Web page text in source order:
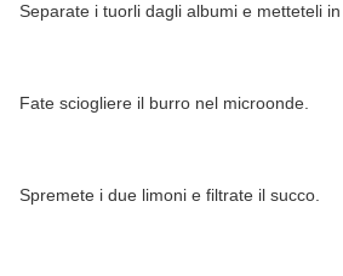
Separate i tuorli dagli albumi e metteteli
Fate sciogliere il burro nel microonde.
Spremete i due limoni e filtrate il succo.